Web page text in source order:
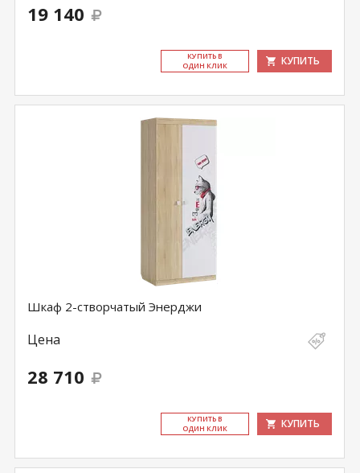
19 140
КУ­ПИТЬ В
ОДИН КЛИК
КУПИТЬ
Шкаф 2-створчатый Энерджи
Цена
28 710
КУ­ПИТЬ В
ОДИН КЛИК
КУПИТЬ